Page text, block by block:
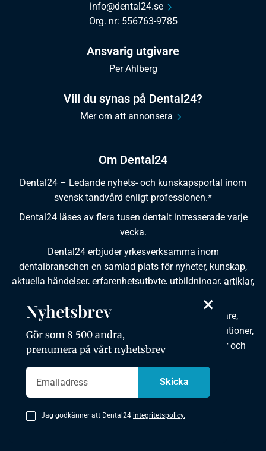
Om Dental24
Dental24 – Ledande nyhets- och kunskapsportal inom
svensk tandvård enligt professionen.*
Dental24 läses av flera tusen dentalt intresserade varje
vecka.
Dental24 erbjuder yrkesverksamma inom
dentalbranschen en samlad plats för nyheter, kunskap,
aktuella händelser, erfarenhetsutbyte, utbildningar, artiklar,
Dental24 produceras i samverkan med tandläkare,
tandhygienister, tandsköterskor, tandtekniker, institutioner,
kursgivare, föreningar, organisationer, leverantörer och
info@dental24.se
Org. nr: 556763-9785
Ansvarig utgivare
Per Ahlberg
Vill du synas på Dental24?
Mer om att annonsera
Copyright © 2026 Dental24. All rights reserved.
×
Nyhetsbrev
Gör som 8 500 andra,
prenumera på vårt nyhetsbrev
Jag godkänner att Dental24 integritetspolicy.